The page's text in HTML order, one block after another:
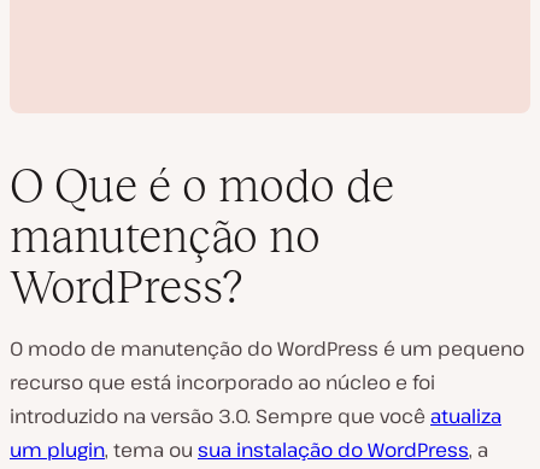
o
d
u
z
i
v
O Que é o modo de
manutenção no
WordPress?
O modo de manutenção do WordPress é um pequeno
recurso que está incorporado ao núcleo e foi
introduzido na versão 3.0. Sempre que você atualiza
um plugin, tema ou sua instalação do WordPress, a